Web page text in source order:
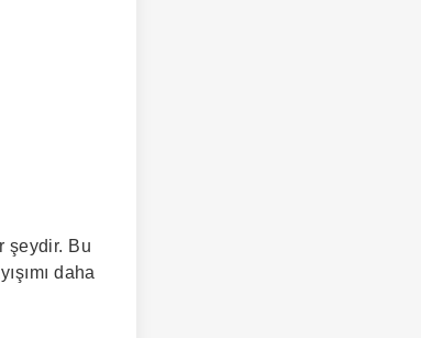
şeydir. Bu
daha